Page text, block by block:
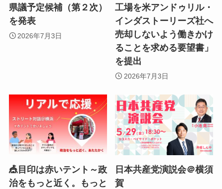
県議予定候補（第２次）
を発表
2026年7月3日
工場を米アンドゥリル・
インダストーリーズ社へ
売却しないよう働きかけ
ることを求める要望書」
を提出
2026年7月3日
🎪目印は赤いテント～政
治をもっと近く。もっと
日本共産党演説会＠横須
賀